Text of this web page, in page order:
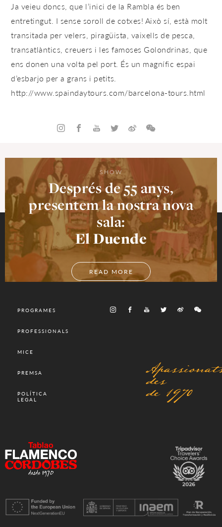
Ja veieu doncs, que l’inici de la Rambla és ben
entretingut. I sense soroll de cotxes! Això sí, està molt
transitada per velers, piragüista, vaixells de pesca,
transatlàntics, creuers i les famoses Golondrinas, que
ens donen una volta pel port. És un magnífic espai
d’esbarjo per a grans i petits.
http://www.spaindaytours.com/barcelona-tours.html
SHOW
Després de 55 anys,
presentem la nostra nova
sala:
El Duende
READ MORE
PROGRAMES
PROFESSIONALS
MICE
PREMSA
POLÍTICA
LEGAL
des
de 1970